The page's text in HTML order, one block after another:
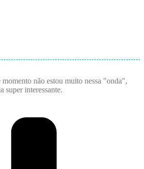
momento não estou muito nessa "onda",
super interessante.